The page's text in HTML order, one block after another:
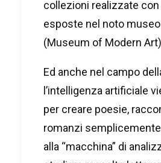
collezioni realizzate con
esposte nel noto
(Museum of Modern
Ed anche nel campo
l’intelligenza artificiale
per creare poesie,
romanzi
alla “macchina” di